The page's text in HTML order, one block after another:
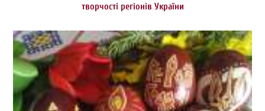
творчості регіонів України